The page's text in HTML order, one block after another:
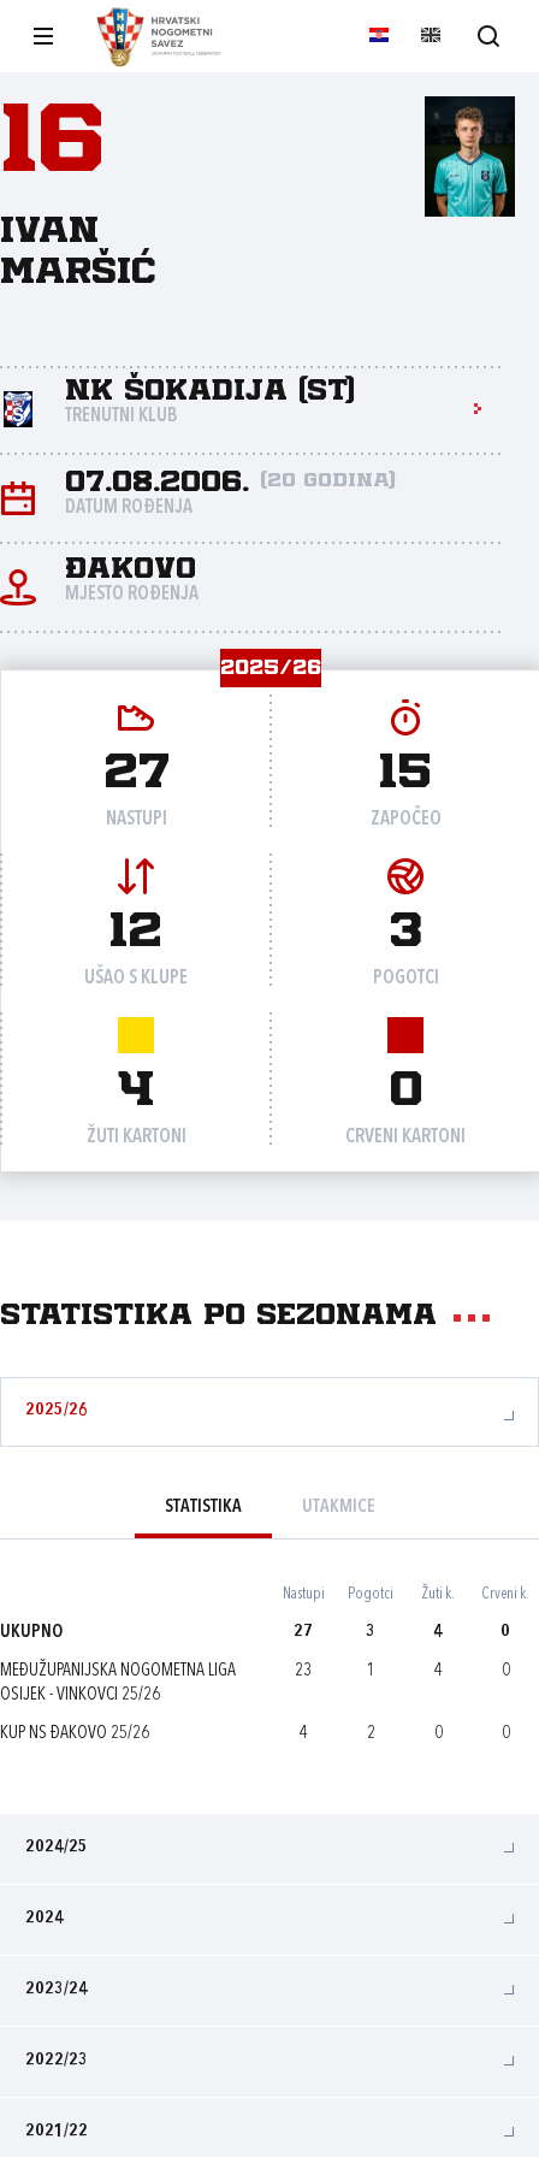
16
Ivan
Maršić
NK Šokadija (St)
TRENUTNI KLUB
07.08.2006. (20 godina)
DATUM ROĐENJA
Đakovo
MJESTO ROĐENJA
2025/26
27
NASTUPI
15
ZAPOČEO
12
UŠAO S KLUPE
3
POGOTCI
4
ŽUTI KARTONI
0
CRVENI KARTONI
Statistika po sezonama
2025/26
STATISTIKA UTAKMICE
Nastupi Pogotci Žuti k. Crveni k.
UKUPNO 27 3 4 0
MEĐUŽUPANIJSKA NOGOMETNA LIGA
OSIJEK - VINKOVCI 25/26
23 1 4 0
KUP NS ĐAKOVO 25/26 4 2 0 0
2024/25
2024
2023/24
2022/23
2021/22